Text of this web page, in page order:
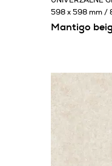
Mantigo
598 x 598 mm /